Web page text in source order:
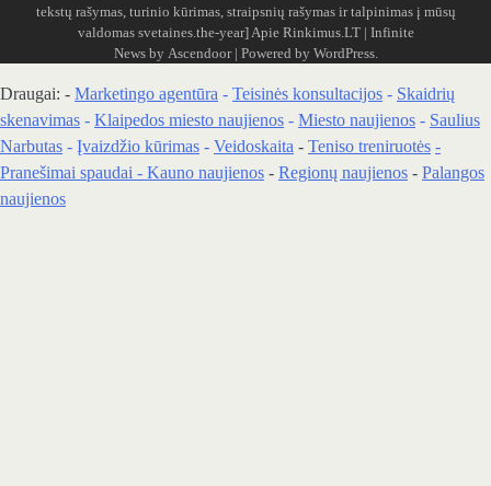
tekstų rašymas, turinio kūrimas, straipsnių rašymas ir talpinimas į mūsų
valdomas svetaines.the-year] Apie Rinkimus.LT| Infinite
News by Ascendoor| Powered by WordPress.
Draugai: - Marketingo agentūra - Teisinės konsultacijos - Skaidrių
skenavimas - Klaipedos miesto naujienos - Miesto naujienos - Saulius
Narbutas - Įvaizdžio kūrimas - Veidoskaita - Teniso treniruotės -
Pranešimai spaudai - Kauno naujienos - Regionų naujienos - Palangos
naujienos